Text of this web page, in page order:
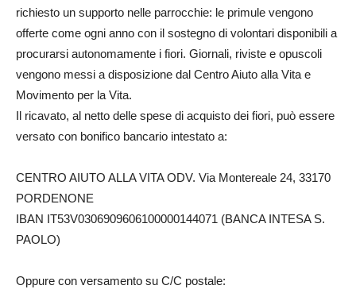
richiesto un supporto nelle parrocchie: le primule vengono
offerte come ogni anno con il sostegno di volontari disponibili a
procurarsi autonomamente i fiori. Giornali, riviste e opuscoli
vengono messi a disposizione dal Centro Aiuto alla Vita e
Movimento per la Vita.
Il ricavato, al netto delle spese di acquisto dei fiori, può essere
versato con bonifico bancario intestato a:
CENTRO AIUTO ALLA VITA ODV. Via Montereale 24, 33170
PORDENONE
IBAN IT53V0306909606100000144071 (BANCA INTESA S.
PAOLO)
Oppure con versamento su C/C postale: